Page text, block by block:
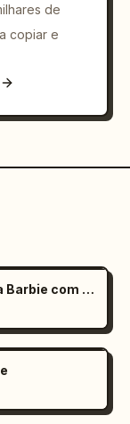
de
copiar e
Fluxo de trabalho de estilo da boneca Barbie com mãos gigantes